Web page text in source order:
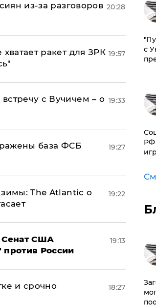
из-за разговоров 20:28
ракет для ЗРК 19:57
с Вучичем – о 19:33
база ФСБ
19:27
The Atlantic о
19:22
Сенат США
против России
19:13
и срочно
18:27
с
РФ